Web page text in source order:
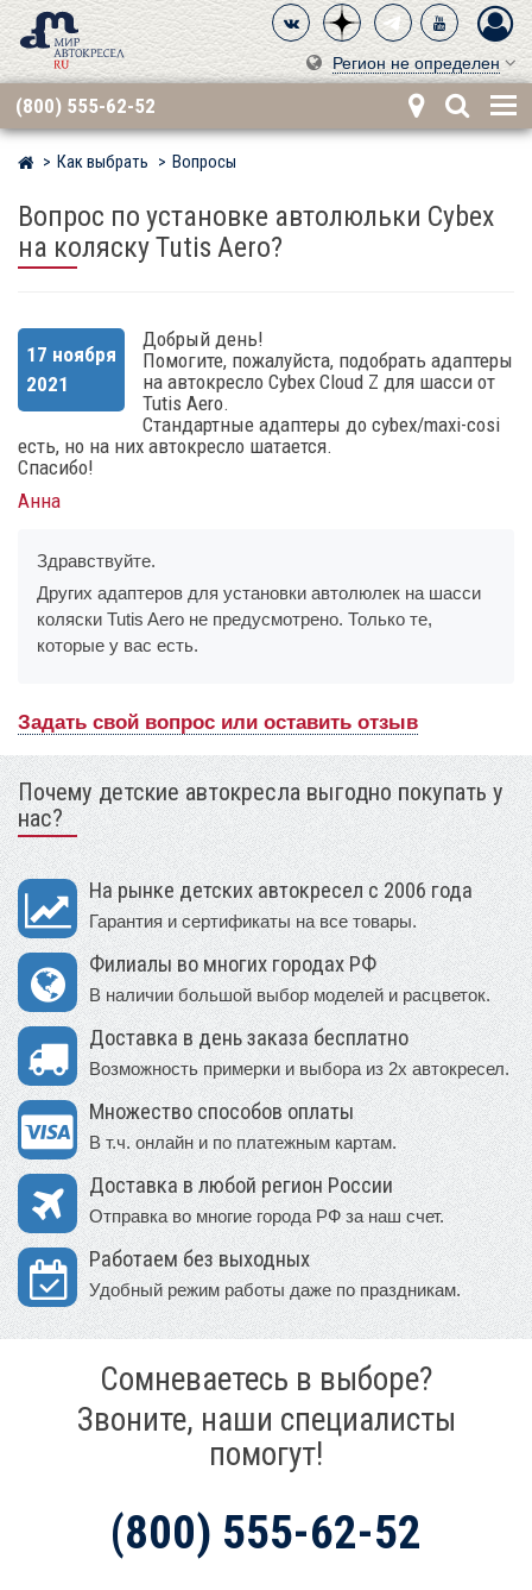
Регион не определен
(800) 555-62-52
Мир детских автокресел
Как выбрать Вопросы
Вопрос по установке автолюльки Cybex
на коляску Tutis Aero?
17 ноября
2021
Добрый день!
Помогите, пожалуйста, подобрать адаптеры
на автокресло Cybex Cloud Z для шасси от
Tutis Aero.
Стандартные адаптеры до cybex/maxi-cosi
есть, но на них автокресло шатается.
Спасибо!
Анна
Здравствуйте.
Других адаптеров для установки автолюлек на шасси
коляски Tutis Aero не предусмотрено. Только те,
которые у вас есть.
Задать свой вопрос или оставить отзыв
Почему детские автокресла выгодно покупать у
нас?
На рынке детских автокресел с 2006 года
Гарантия и сертификаты на все товары.
Филиалы во многих городах РФ
В наличии большой выбор моделей и расцветок.
Доставка в день заказа бесплатно
Возможность примерки и выбора из 2х автокресел.
Множество способов оплаты
В т.ч. онлайн и по платежным картам.
Доставка в любой регион России
Отправка во многие города РФ за наш счет.
Работаем без выходных
Удобный режим работы даже по праздникам.
Сомневаетесь в выборе?
Звоните, наши специалисты
помогут!
(800) 555-62-52